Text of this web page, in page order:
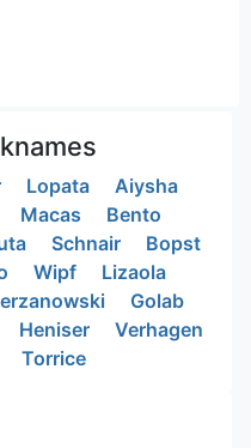
Lopata
Aiysha
Macas
Bento
Schnair
Bopst
Wipf
Lizaola
Golab
Heniser
Verhagen
Torrice